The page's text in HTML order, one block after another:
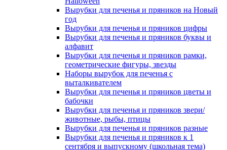
Вырубки для печенья и пряников на Новый
год
Вырубки для печенья и пряников цифры
Вырубки для печенья и пряников буквы и
алфавит
Вырубки для печенья и пряников рамки,
геометрические фигуры, звезды
Наборы вырубок для печенья с
выталкивателем
Вырубки для печенья и пряников цветы и
бабочки
Вырубки для печенья и пряников звери/
животные, рыбы, птицы
Вырубки для печенья и пряников разные
Вырубки для печенья и пряников к 1
сентября и выпускному (школьная тема)